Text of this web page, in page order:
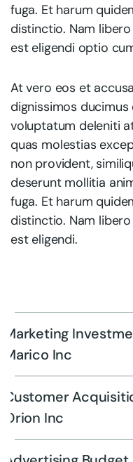
fuga. Et harum
distinctio. Nam
est eligendi optio
At vero eos et
dignissimos
voluptatum deleniti
quas molestias
non provident,
deserunt mollitia
fuga. Et harum
distinctio. Nam
est eligendi.
Marketing
Marico Inc
Customer
Orion Inc